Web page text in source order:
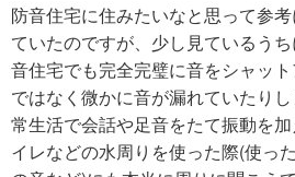
防音住宅に住みたいなと思って参
ていたのですが、少し見ているう
音住宅でも完全完璧に音をシャッ
ではなく微かに音が漏れていたり
常生活で会話や足音をたて振動を
イレなどの水周りを使った際(使っ